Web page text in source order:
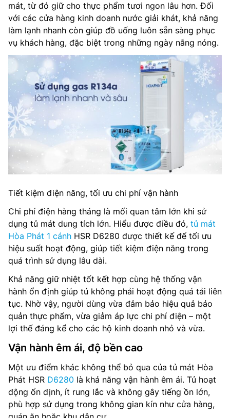
mát, từ đó giữ cho thực phẩm tươi ngon lâu hơn. Đối
với các cửa hàng kinh doanh nước giải khát, khả năng
làm lạnh nhanh còn giúp đồ uống luôn sẵn sàng phục
vụ khách hàng, đặc biệt trong những ngày nắng nóng.
Tiết kiệm điện năng, tối ưu chi phí vận hành
Chi phí điện hàng tháng là mối quan tâm lớn khi sử
dụng tủ mát dung tích lớn. Hiểu được điều đó, tủ mát
Hòa Phát 1 cánh HSR D6280 được thiết kế để tối ưu
hiệu suất hoạt động, giúp tiết kiệm điện năng trong
quá trình sử dụng lâu dài.
Khả năng giữ nhiệt tốt kết hợp cùng hệ thống vận
hành ổn định giúp tủ không phải hoạt động quá tải liên
tục. Nhờ vậy, người dùng vừa đảm bảo hiệu quả bảo
quản thực phẩm, vừa giảm áp lực chi phí điện – một
lợi thế đáng kể cho các hộ kinh doanh nhỏ và vừa.
Vận hành êm ái, độ bền cao
Một ưu điểm khác không thể bỏ qua của tủ mát Hòa
Phát HSR D6280 là khả năng vận hành êm ái. Tủ hoạt
động ổn định, ít rung lắc và không gây tiếng ồn lớn,
phù hợp sử dụng trong không gian kín như cửa hàng,